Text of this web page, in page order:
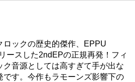
ロックの歴史的傑作、EPPU
ースした2ndEPの正規再発！フィ
ク音源としては高すぎて手が出な
です。今作もラモーンズ影響下の